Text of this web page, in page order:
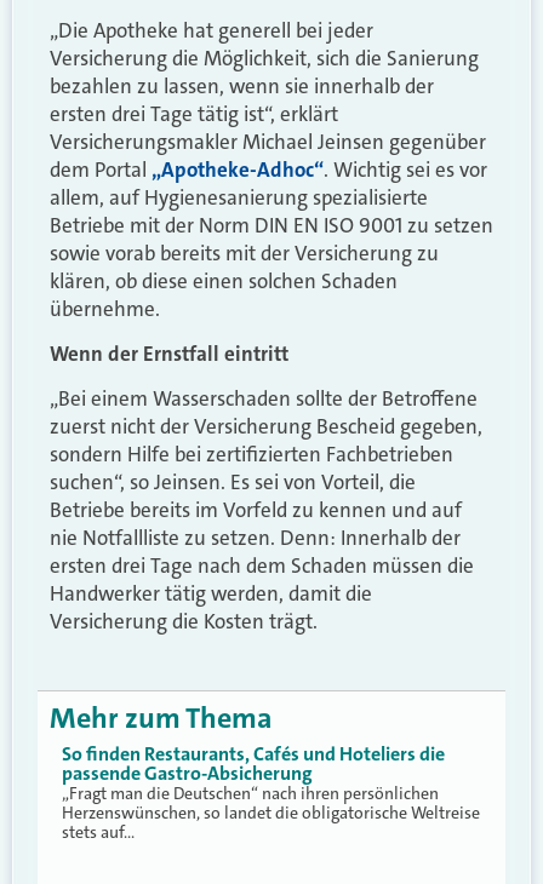
„Die Apotheke hat generell bei jeder
Versicherung die Möglichkeit, sich die Sanierung
bezahlen zu lassen, wenn sie innerhalb der
ersten drei Tage tätig ist“, erklärt
Versicherungsmakler Michael Jeinsen gegenüber
dem Portal „Apotheke-Adhoc“. Wichtig sei es vor
allem, auf Hygienesanierung spezialisierte
Betriebe mit der Norm DIN EN ISO 9001 zu setzen
sowie vorab bereits mit der Versicherung zu
klären, ob diese einen solchen Schaden
übernehme.
Wenn der Ernstfall eintritt
„Bei einem Wasserschaden sollte der Betroffene
zuerst nicht der Versicherung Bescheid gegeben,
sondern Hilfe bei zertifizierten Fachbetrieben
suchen“, so Jeinsen. Es sei von Vorteil, die
Betriebe bereits im Vorfeld zu kennen und auf
nie Notfallliste zu setzen. Denn: Innerhalb der
ersten drei Tage nach dem Schaden müssen die
Handwerker tätig werden, damit die
Versicherung die Kosten trägt.
Mehr zum Thema
So finden Restaurants, Cafés und Hoteliers die
passende Gastro-Absicherung
„Fragt man die Deutschen“ nach ihren persönlichen
Herzenswünschen, so landet die obligatorische Weltreise
stets auf…